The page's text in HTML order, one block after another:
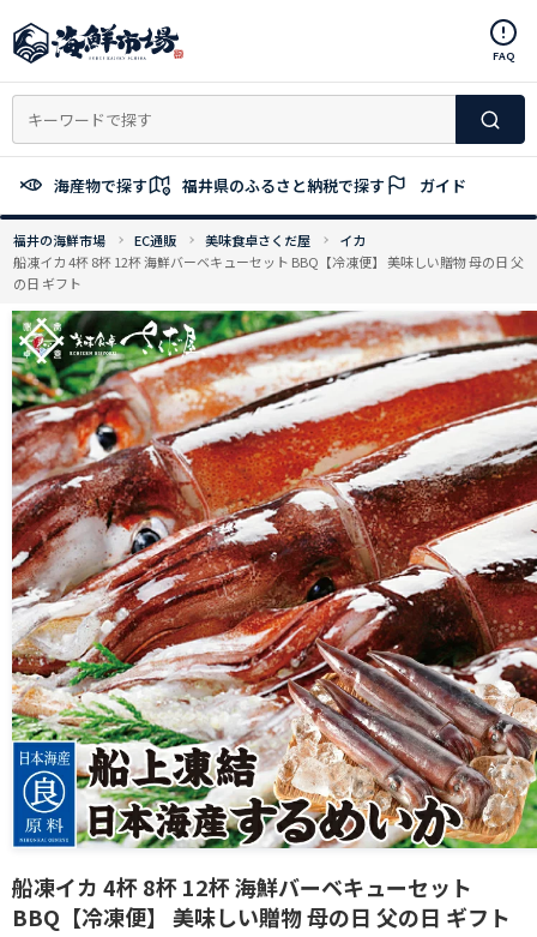
ン
ン
へ
ッ
プ
FAQ
海産物で探す 福井県のふるさと納税で探す ガイド
福井の海鮮市場 EC通販 美味食卓さくだ屋
イカ
船凍イカ 4杯 8杯 12杯 海鮮バーベキューセット BBQ【冷凍便】 美味しい贈物 母の日 父
の日 ギフト
船凍イカ 4杯 8杯 12杯 海鮮バーベキューセット
BBQ【冷凍便】 美味しい贈物 母の日 父の日 ギフト